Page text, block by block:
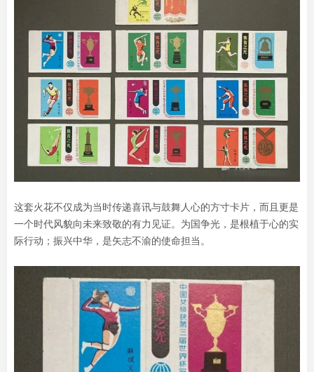
这套火花不仅成为当时传递喜讯与鼓舞人心的方寸卡片，而且更是
一个时代风貌向未来致敬的有力见证。为国争光，是根植于心的实
际行动；振兴中华，是矢志不渝的使命担当。